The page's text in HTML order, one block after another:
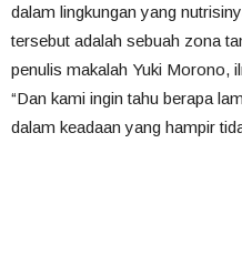
dalam lingkungan yang
tersebut adalah sebuah zona
penulis makalah Yuki Morono,
“Dan kami ingin tahu berapa
dalam keadaan yang hampir